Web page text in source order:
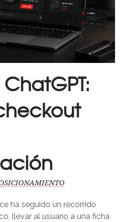
ha seguido un recorrido
llevar al usuario a una ficha